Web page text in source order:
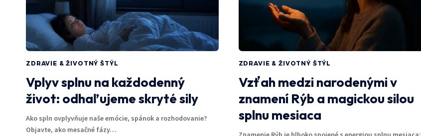
ZDRAVIE & ŽIVOTNÝ ŠTÝL
Vplyv splnu na každodenný
život: odhaľujeme skryté sily
Ako spln ovplyvňuje naše emócie, spánok a rozhodovanie?
Objavte, ako mesačné fázy…
ZDRAVIE & ŽIVOTNÝ ŠTÝL
Vzťah medzi narodenými v
znamení Rýb a magickou silou
splnu mesiaca